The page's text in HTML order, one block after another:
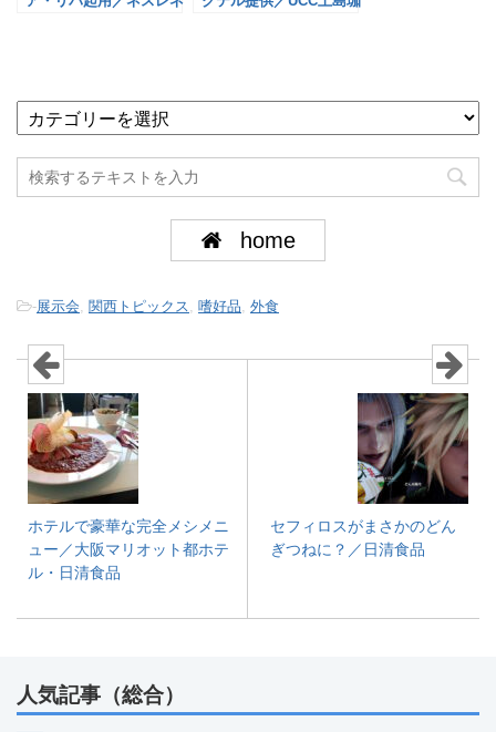
home
- 展示会 関西トピックス 嗜好品 外食
ホテルで豪華な完全メシメニ
ュー／大阪マリオット都ホテ
ル・日清食品
セフィロスがまさかのどん
ぎつねに？／日清食品
人気記事（総合）